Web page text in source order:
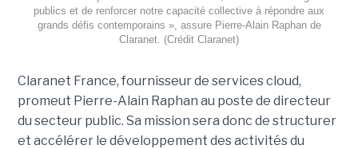
publics et de renforcer notre capacité collective à répondre aux
grands défis contemporains », assure Pierre-Alain Raphan de
Claranet. (Crédit Claranet)
Claranet France, fournisseur de services cloud,
promeut Pierre-Alain Raphan au poste de directeur
du secteur public. Sa mission sera donc de structurer
et accélérer le développement des activités du